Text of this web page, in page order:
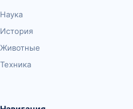
Наука
История
Животные
Техника